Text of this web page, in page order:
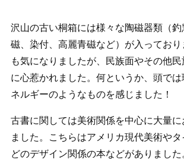
沢山の古い桐箱には様々な陶磁器類（
磁、染付、高麗青磁など）が入っており
も気になりましたが、民族面やその他
に心惹かれました。何というか、頭で
ネルギーのようなものを感じました！
古書に関しては美術関係を中心に大量に
ました。こちらはアメリカ現代美術や
どのデザイン関係の本などがありました